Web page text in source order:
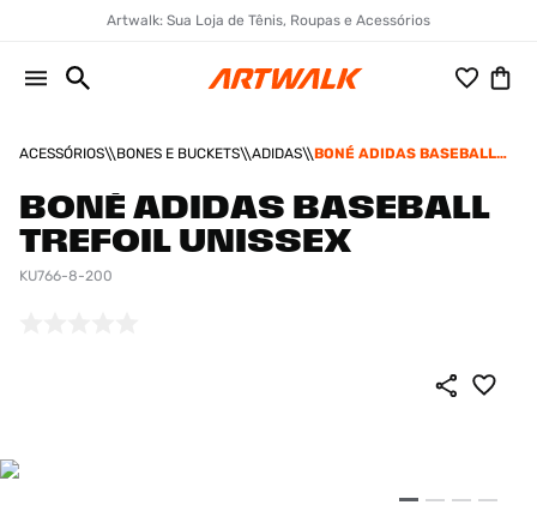
Artwalk: Sua Loja de Tênis, Roupas e Acessórios
ACESSÓRIOS BONES E BUCKETS ADIDAS
BONÉ ADIDAS BASEBALL
BONÉ ADIDAS BASEBALL
TREFOIL UNISSEX
KU766-8-200